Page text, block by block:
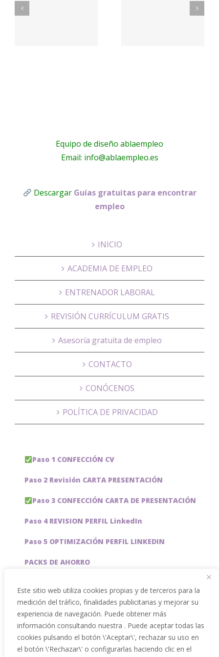
Este sitio web utiliza cookies propias y de terceros para la
medición del tráfico, finalidades publicitarias y mejorar su
experiencia de navegación. Puede obtener más
información consultando nuestra . Puede aceptar todas las
cookies pulsando el botón \'Aceptar\', rechazar su uso en
el botón \'Rechazar\' o configurarlas haciendo clic en el
empleo
Equipo de diseño ablaempleo
Email: info@ablaempleo.es
Descargar Guías gratuitas para encontrar
empleo
INICIO
ACADEMIA DE EMPLEO
ENTRENADOR LABORAL
REVISIÓN CURRÍCULUM GRATIS
Asesoría gratuita de empleo
CONTACTO
CONÓCENOS
POLÍTICA DE PRIVACIDAD
Paso 1 CONFECCIÓN CV
Paso 2 Revisión CARTA PRESENTACIÓN
Paso 3 CONFECCIÓN CARTA DE PRESENTACIÓN
Paso 4 REVISION PERFIL LinkedIn
Paso 5 OPTIMIZACIÓN PERFIL LINKEDIN
PACKS DE AHORRO
Servicios especiales